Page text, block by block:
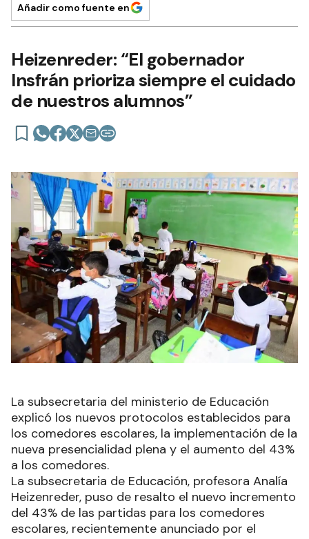
Añadir como fuente en
Heizenreder: “El gobernador
Insfrán prioriza siempre el cuidado
de nuestros alumnos”
La subsecretaria del ministerio de Educación
explicó los nuevos protocolos establecidos para
los comedores escolares, la implementación de la
nueva presencialidad plena y el aumento del 43%
a los comedores.
La subsecretaria de Educación, profesora Analía
Heizenreder, puso de resalto el nuevo incremento
del 43% de las partidas para los comedores
escolares, recientemente anunciado por el